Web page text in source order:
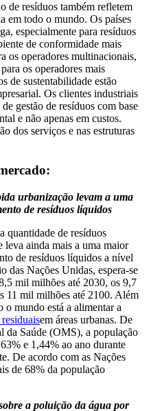
de resíduos também refletem
em todo o mundo. Os países
especialmente para resíduos
de conformidade mais
os operadores multinacionais,
os operadores mais
de sustentabilidade estão
Os clientes industriais
gestão de resíduos com base
e não apenas em custos.
dos serviços e nas estruturas
urbanização levam a uma
de resíduos líquidos
quantidade de resíduos
ainda mais a uma maior
de resíduos líquidos a nível
das Nações Unidas, espera-se
mil milhões até 2030, os 9,7
11 mil milhões até 2100. Além
o mundo está a alimentar a
em áreas urbanas. De
da Saúde (OMS), a população
e 1,44% ao ano durante
De acordo com as Nações
de 68% da população
a poluição da água por